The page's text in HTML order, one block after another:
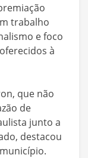
trabalho
e foco
à
que não
de
junto a
destacou